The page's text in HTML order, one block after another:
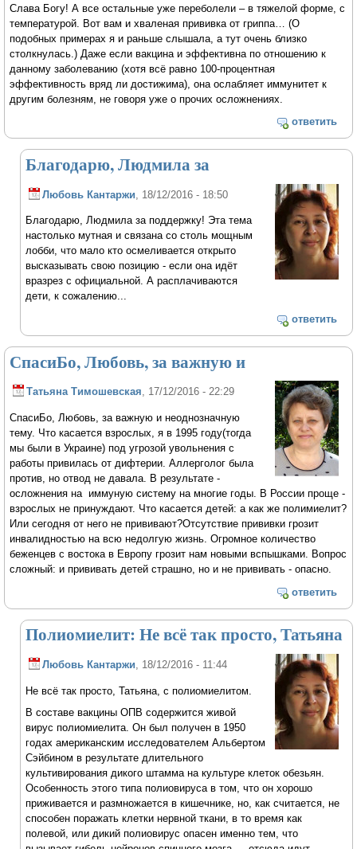
Слава Богу! А все остальные уже переболели – в тяжелой форме, с
температурой. Вот вам и хваленая прививка от гриппа… (О
подобных примерах я и раньше слышала, а тут очень близко
столкнулась.) Даже если вакцина и эффективна по отношению к
данному заболеванию (хотя всё равно 100-процентная
эффективность вряд ли достижима), она ослабляет иммунитет к
другим болезням, не говоря уже о прочих осложнениях.
ответить
Благодарю, Людмила за
Любовь Кантаржи , 18/12/2016 - 18:50
Благодарю, Людмила за поддержку! Эта тема
настолько мутная и связана со столь мощным
лобби, что мало кто осмеливается открыто
высказывать свою позицию - если она идёт
вразрез с официальной. А расплачиваются
дети, к сожалению...
ответить
СпасиБо, Любовь, за важную и
Татьяна Тимошевская, 17/12/2016 - 22:29
СпасиБо, Любовь, за важную и неоднозначную
тему. Что касается взрослых, я в 1995 году(тогда
мы были в Украине) под угрозой увольнения с
работы привилась от дифтерии. Аллерголог была
против, но отвод не давала. В результате -
осложнения на иммуную систему на многие годы. В России проще -
взрослых не принуждают. Что касается детей: а как же полимиелит?
Или сегодня от него не прививают?Отсутствие прививки грозит
инвалидностью на всю недолгую жизнь. Огромное количество
беженцев с востока в Европу грозит нам новыми вспышками. Вопрос
сложный: и прививать детей страшно, но и не прививать - опасно.
ответить
Полиомиелит: Не всё так просто, Татьяна
Любовь Кантаржи, 18/12/2016 - 11:44
Не всё так просто, Татьяна, с полиомиелитом.
В составе вакцины ОПВ содержится живой
вирус полиомиелита. Он был получен в 1950
годах американским исследователем Альбертом
Сэйбином в результате длительного
культивирования дикого штамма на культуре клеток обезьян.
Особенность этого типа полиовируса в том, что он хорошо
приживается и размножается в кишечнике, но, как считается, не
способен поражать клетки нервной ткани, в то время как
полевой, или дикий полиовирус опасен именно тем, что